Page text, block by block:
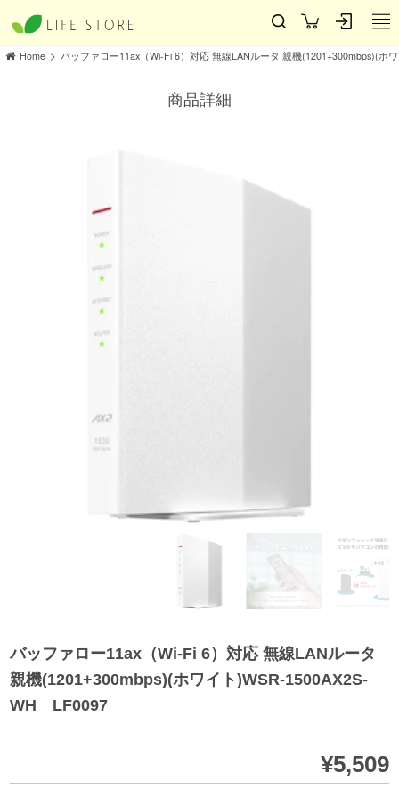
Home > バッファロー11ax（Wi-Fi 6）対応 無線LANルータ 親機(1201+300mbps)(ホ
商品詳細
バッファロー11ax（Wi-Fi 6）対応 無線LANルータ
親機(1201+300mbps)(ホワイト)WSR-1500AX2S-
WH LF0097
¥5,509